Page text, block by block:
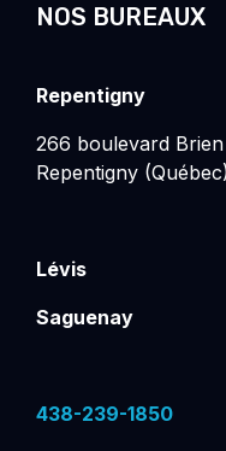
NOS BUREAUX
Repentigny
266 boulevard Brien
Repentigny
Lévis
Saguenay
438-239-1850